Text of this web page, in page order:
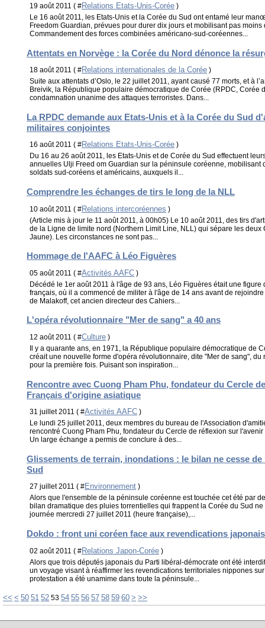
19 août 2011 ( #Relations Etats-Unis-Corée )
Le 16 août 2011, les Etats-Unis et la Corée du Sud ont entamé leur
Freedom Guardian, prévues pour durer dix jours et mobilisant pas
Commandement des forces combinées américano-sud-coréennes...
Attentats en Norvège : la Corée du Nord dénonce la
18 août 2011 ( #Relations internationales de la Corée )
Suite aux attentats d’Oslo, le 22 juillet 2011, ayant causé 77 morts, et à
Breivik, la République populaire démocratique de Corée (RPDC, Corée
condamnation unanime des attaques terroristes. Dans...
La RPDC demande aux Etats-Unis et à la Corée du Sud
militaires conjointes
16 août 2011 ( #Relations Etats-Unis-Corée )
Du 16 au 26 août 2011, les Etats-Unis et de Corée du Sud effectuent
annuelles Ulji Freed om Guardian sur la péninsule coréenne, mobilisant
soldats sud-coréens et américains, auxquels il...
Comprendre les échanges de tirs le long de la NLL
10 août 2011 ( #Relations intercoréennes )
(Article mis à jour le 11 août 2011, à 00h05) Le 10 août 2011, des tirs
de la Ligne de limite nord (Northern Limit Line, NLL) qui sépare les deux
Jaune). Les circonstances ne sont pas...
Hommage de l'AAFC à Léo Figuères
05 août 2011 ( #Activités AAFC )
Décédé le 1er août 2011 à l'âge de 93 ans, Léo Figuères était une figure
français, où il a commencé de militer à l'âge de 14 ans avant de
de Malakoff, cet ancien directeur des Cahiers...
L'opéra révolutionnaire "Mer de sang" a 40 ans
12 août 2011 ( #Culture )
Il y a quarante ans, en 1971, la République populaire démocratique de
créait une nouvelle forme d'opéra révolutionnaire, dite "Mer de sang",
pour la première fois. Puisant son inspiration...
Rencontre avec Cuong Pham Phu, fondateur du Cercle
Français d'origine asiatique
31 juillet 2011 ( #Activités AAFC )
Le lundi 25 juillet 2011, deux membres du bureau de l'Association
rencontré Cuong Pham Phu, fondateur du Cercle de réflexion sur
Un large échange a permis de conclure à des...
Glissements de terrain, inondations : le bilan ne cesse
Sud
27 juillet 2011 ( #Environnement )
Alors que l'ensemble de la péninsule coréenne est touchée cet été par
bilan dramatique des pluies torrentielles qui frappent la Corée du Sud
journée mercredi 27 juillet 2011 (heure française),...
Dokdo : front uni coréen face aux revendications
02 août 2011 ( #Relations Japon-Corée )
Alors que trois députés japonais du Parti libéral-démocrate ont été
un voyage visant à réaffirmer les revendications territoriales nippones
protestation a été unamime dans toute la péninsule...
<< < 10
20
30
40
50 51 52 53 54 55 56 57 58 59 60 70
80
90
> >>